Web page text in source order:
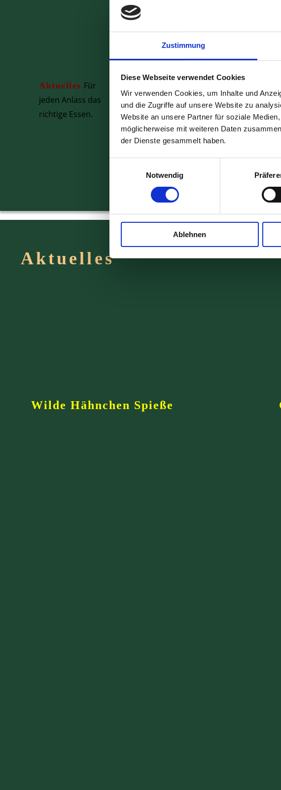
Zustimmung
Diese Webseite verwendet Cookies
Wir verwenden Cookies, um Inhalte und
und die Zugriffe auf unsere Website zu
Website an unsere Partner für soziale
möglicherweise mit weiteren Daten
der Dienste gesammelt haben.
Notwendig
Ablehnen
Aktuelles
Wilde Hähnchen Spieße
Aktuelles Für
jeden Anlass das
richtige Essen.
kulinarisches Erlebnis
voller Wärme und
Gemütlichkeit.